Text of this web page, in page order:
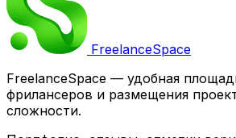
FreelanceSpace
FreelanceSpace — удобная
фрилансеров и размещения
сложности.